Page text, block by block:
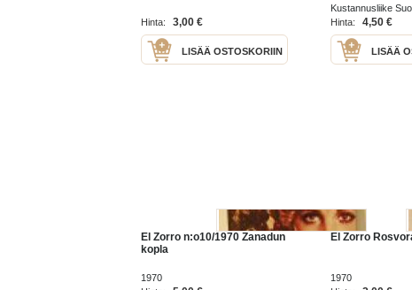
Hinta: 3,00 €
LISÄÄ OSTOSKORIIN
Kustannusliike
Hinta:
4,50 €
LISÄÄ
El Zorro n:o10/1970 Zanadun
kopla
1970
El Zorro
1970